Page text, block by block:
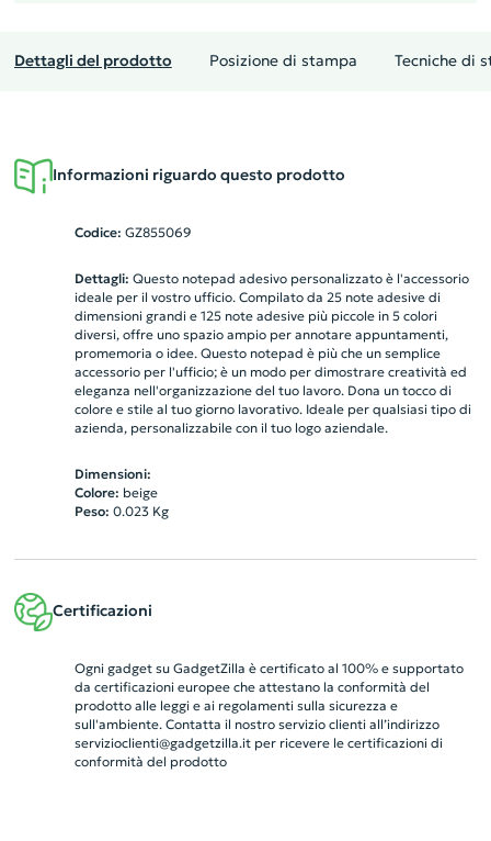
Dettagli del prodotto Posizione di stampa Tecniche di
Informazioni riguardo questo prodotto
Codice: GZ855069
Dettagli: Questo notepad adesivo personalizzato è l'accessorio
ideale per il vostro ufficio. Compilato da 25 note adesive di
dimensioni grandi e 125 note adesive più piccole in 5 colori
diversi, offre uno spazio ampio per annotare appuntamenti,
promemoria o idee. Questo notepad è più che un semplice
accessorio per l'ufficio; è un modo per dimostrare creatività ed
eleganza nell'organizzazione del tuo lavoro. Dona un tocco di
colore e stile al tuo giorno lavorativo. Ideale per qualsiasi tipo di
azienda, personalizzabile con il tuo logo aziendale.
Dimensioni:
Colore: beige
Peso: 0.023Kg
Certificazioni
Ogni gadget su GadgetZilla è certificato al 100% e supportato
da certificazioni europee che attestano la conformità del
prodotto alle leggi e ai regolamenti sulla sicurezza e
sull'ambiente. Contatta il nostro servizio clienti all’indirizzo
servizioclienti@gadgetzilla.itper ricevere le certificazioni di
conformità del prodotto